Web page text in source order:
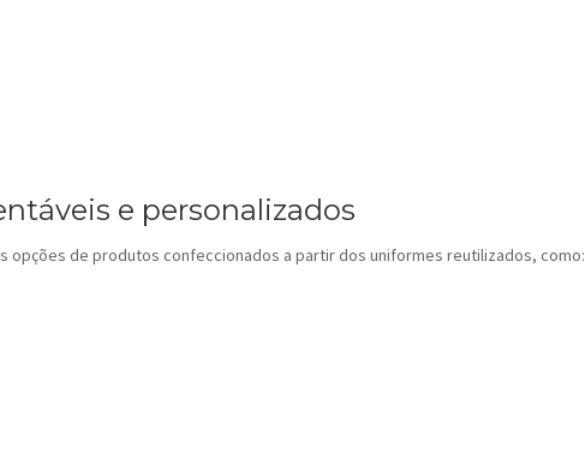
e personalizados
opções de produtos confeccionados a partir dos uniformes reutilizados, como: